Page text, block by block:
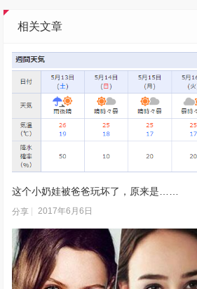
相关文章
这个小奶娃被爸爸玩坏了，原来是……
分享 2017年6月6日